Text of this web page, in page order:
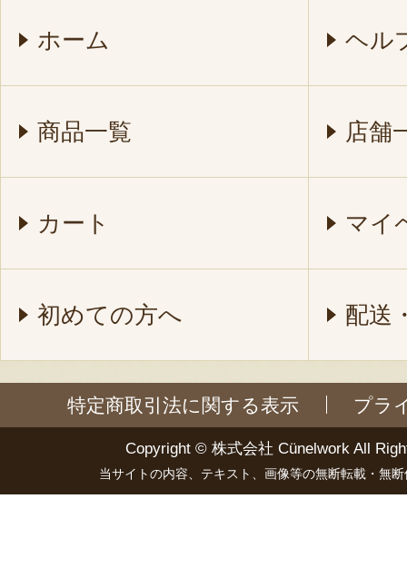
ホーム ヘル
商品一覧 店舗
カート マイ
初めての方へ 配送
特定商取引法に関する表示 プラ
Copyright © 株式会社 Cünelwork All
当サイトの内容、テキスト、画像等の無断転載・無